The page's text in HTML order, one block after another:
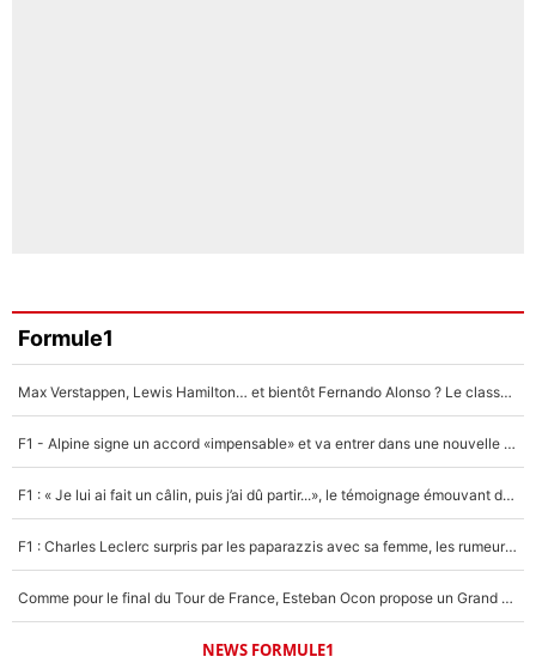
Formule1
Max Verstappen, Lewis Hamilton… et bientôt Fernando Alonso ? Le classement des pilotes les mieux payés en Formule 1 risque de changer !
F1 - Alpine signe un accord «impensable» et va entrer dans une nouvelle dimension : Grande nouvelle pour Pierre Gasly !
F1 : « Je lui ai fait un câlin, puis j’ai dû partir...», le témoignage émouvant de Max Verstappen sur sa fille
F1 : Charles Leclerc surpris par les paparazzis avec sa femme, les rumeurs étaient vraies !
Comme pour le final du Tour de France, Esteban Ocon propose un Grand Prix de Formule 1 à Paris : «Autour de l’Arc de Triomphe, ce serait génial» !
NEWS FORMULE1